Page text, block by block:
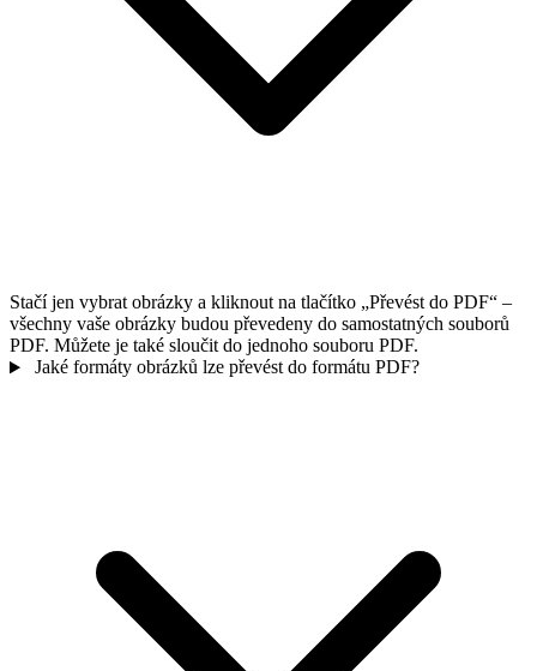
Stačí jen vybrat obrázky a kliknout na tlačítko „Převést do PDF“ –
všechny vaše obrázky budou převedeny do samostatných souborů
PDF. Můžete je také sloučit do jednoho souboru PDF.
Jaké formáty obrázků lze převést do formátu PDF?